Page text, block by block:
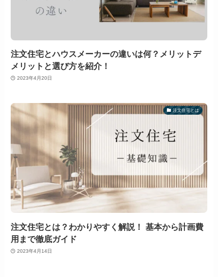
注文住宅とハウスメーカーの違いは何？メリットデ
メリットと選び方を紹介！
2023年4月20日
注文住宅とは
注文住宅とは？わかりやすく解説！ 基本から計画費
用まで徹底ガイド
2023年4月14日